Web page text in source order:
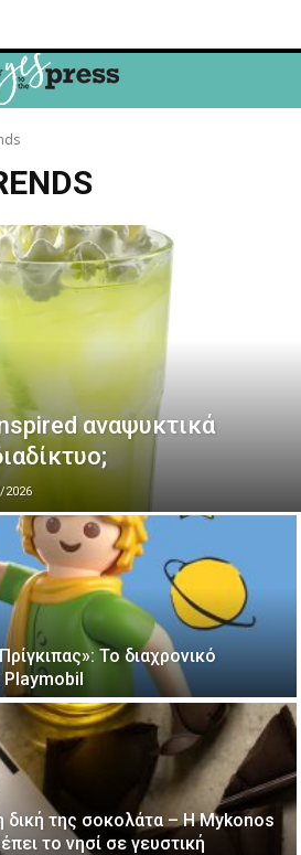
αναψυκτικά
2026
Το διαχρονικό
Playmobil
της σοκολάτα – Η Mykonos
το νησί σε γευστική